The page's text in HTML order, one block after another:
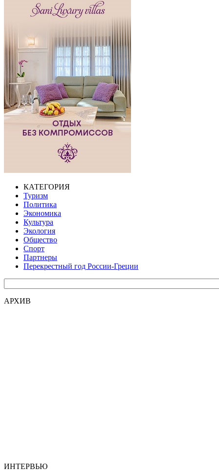
КАТЕГОРИЯ
Туризм
Политика
Экономика
Культура
Экология
Общество
Спорт
Партнеры
Перекрестный год России-Греции
АРХИВ
ИНТЕРВЬЮ